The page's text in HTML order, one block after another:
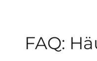
FAQ: